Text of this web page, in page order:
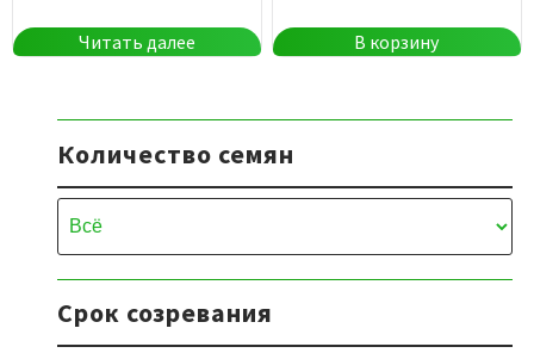
Читать далее В корзину
Количество семян
Срок созревания